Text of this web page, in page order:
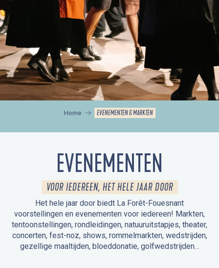
Home EVENEMENTEN & MARKTEN
EVENEMENTEN
VOOR IEDEREEN, HET HELE JAAR DOOR
Het hele jaar door biedt La Forêt-Fouesnant
voorstellingen en evenementen voor iedereen! Markten,
tentoonstellingen, rondleidingen, natuuruitstapjes, theater,
concerten, fest-noz, shows, rommelmarkten, wedstrijden,
gezellige maaltijden, bloeddonatie, golfwedstrijden…